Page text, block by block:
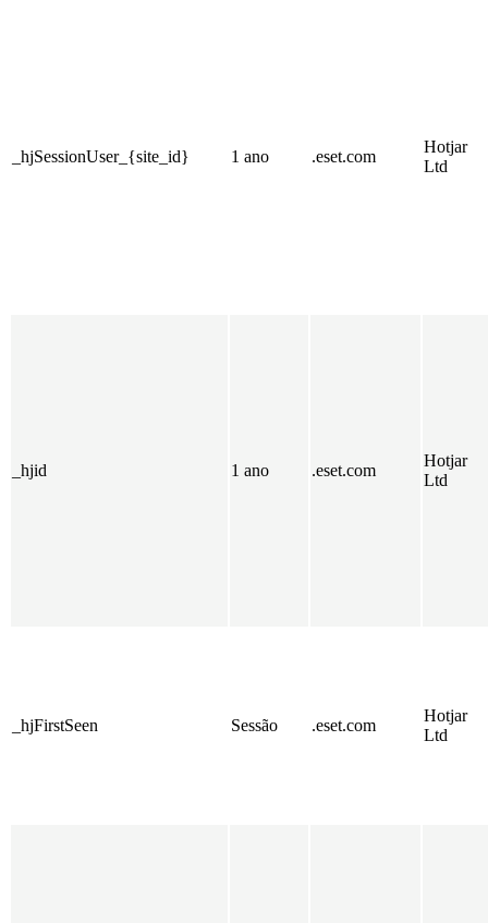
_hjSessionUser_{site_id} 1 ano .eset.com
Hotjar
Ltd
_hjid 1 ano .eset.com
Hotjar
Ltd
_hjFirstSeen Sessão .eset.com
Hotjar
Ltd